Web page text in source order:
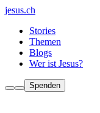
jesus.ch
Stories
Themen
Blogs
Wer ist Jesus?
Spenden